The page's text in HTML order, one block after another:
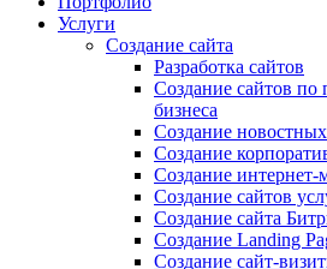
Услуги
Создание сайта
Разработка сайтов
Создание сайтов
бизнеса
Создание
Создание
Создание интернет-
Создание сайтов
Создание сайта
Создание Landing
Создание сайт-